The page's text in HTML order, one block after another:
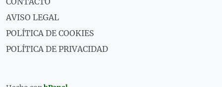
AVISO LEGAL
POLÍTICA DE COOKIES
POLÍTICA DE PRIVACIDAD